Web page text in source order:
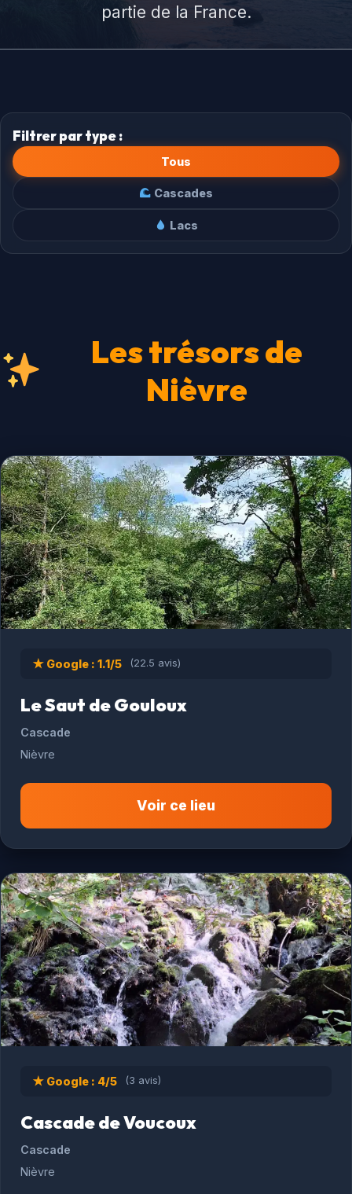
partie de la France.
Filtrer par type :
Tous
Cascades
Lacs
Les trésors de
Nièvre
★ Google : 1.1/5 (22.5 avis)
Le Saut de Gouloux
Cascade
Nièvre
Voir ce lieu
★ Google : 4/5 (3 avis)
Cascade de Voucoux
Cascade
Nièvre